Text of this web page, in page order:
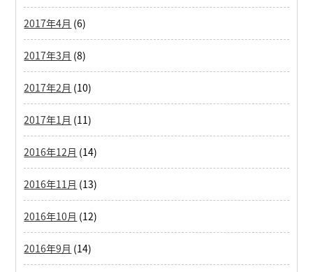
2017年4月 (6)
2017年3月 (8)
2017年2月 (10)
2017年1月 (11)
2016年12月 (14)
2016年11月 (13)
2016年10月 (12)
2016年9月 (14)